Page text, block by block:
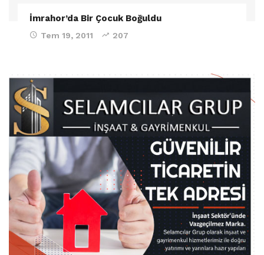
İmrahor’da Bir Çocuk Boğuldu
Tem 19, 2011 207